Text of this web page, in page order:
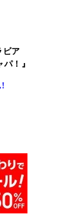
ビア
！』
!